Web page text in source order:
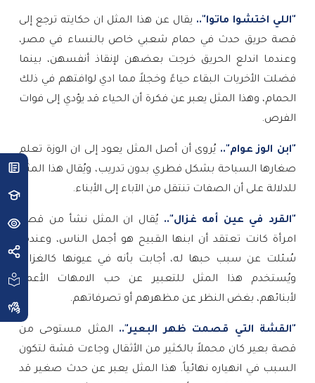
"اللي اختشوا ماتوا".. يقال عن هذا المثل ان حكايته ترجع إلى
قصة حريق حدث في حمام شعبي خاص بالنساء في مصر،
وعندما اندلع الحريق خرجت بعضهن لإنقاذ أنفسهن، بينما
فضلت الأخريات البقاء حياءً وخجلاً مما ادي لوافتهم في ذلك
الحمام، وهذا المثل يعبر عن فكرة أن الحياء قد يؤدي إلى فوات
الفرص.
"ابن الوز عوام".. يُروى أن أصل المثل يعود إلى ان الوزة تعلم
صغارها السباحة بشكل فطري بدون تدريب، ويُقال هذا المثل
للدلالة على أن الصفات تنتقل من الآباء إلى الأبناء.
"القرد في عين أمه غزال"..
يُقال ان المثل نشأ من قصة
امرأة كانت تعتقد أن ابنها القبيح هو أجمل الناس، وعندما
سُئلت عن سبب حبها له، أجابت بأنه في عيونها كالغزال،
ويُستخدم هذا المثل للتعبير عن حب الامهات الأعمى
لأبنائهم، بغض النظر عن مظهرهم أو تصرفاتهم.
"القشة التي قصمت ظهر البعير"..
المثل مستوحى من
قصة بعير كان محملاً بالكثير من الأثقال وجاءت قشة لتكون
السبب في انهياره نهائياً. هذا المثل يعبر عن حدث صغير قد